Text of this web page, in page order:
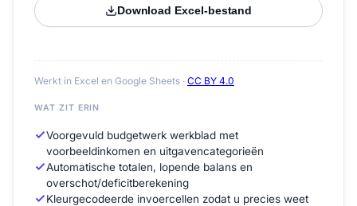
Download Excel-bestand
Werkt in Excel en Google Sheets · CC BY 4.0
WAT ZIT ERIN
Voorgevuld budgetwerk werkblad met
voorbeeldinkomen en uitgavencategorieën
Automatische totalen, lopende balans en
overschot/deficitberekening
Kleurgecodeerde invoercellen zodat u precies weet